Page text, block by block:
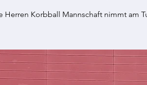
Herren Korbball Mannschaft nimmt am